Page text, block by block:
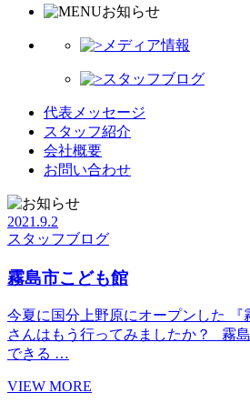
お知らせ
メディア情報
スタッフブログ
代表メッセージ
スタッフ紹介
会社概要
お問い合わせ
2021.9.2
スタッフブログ
霧島市こども館
今夏に国分上野原にオープンした 『
さんはもう行ってみましたか？ 霧
できる …
VIEW MORE